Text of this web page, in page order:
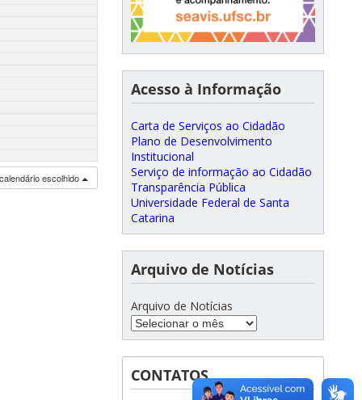
escolhido
Acesso à Informação
Carta de Serviços ao Cidadão
Plano de Desenvolvimento
Institucional
Serviço de informação ao Cidadão
Transparência Pública
Universidade Federal de Santa
Catarina
Arquivo de Notícias
Arquivo de Notícias
CONTATOS